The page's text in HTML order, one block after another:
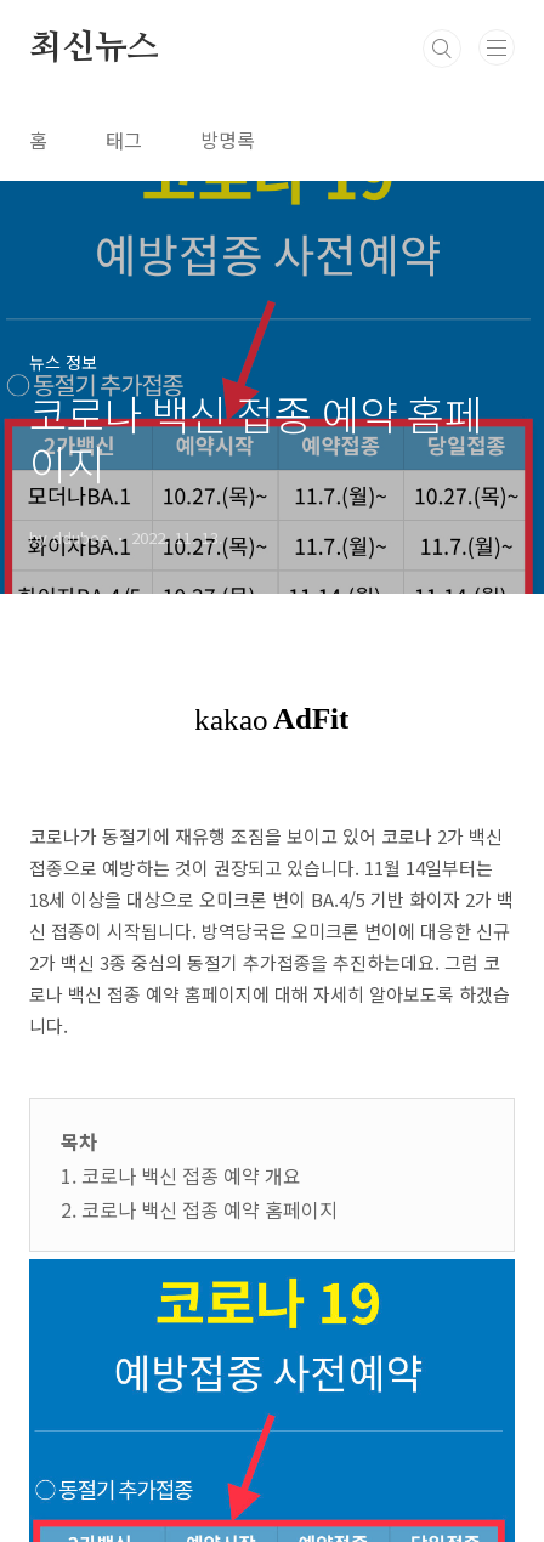
최신뉴스
홈 태그 방명록
뉴스 정보
코로나 백신 접종 예약 홈페
이지
by ddubee 2022. 11. 13.
코로나가 동절기에 재유행 조짐을 보이고 있어 코로나 2가 백신
접종으로 예방하는 것이 권장되고 있습니다. 11월 14일부터는
18세 이상을 대상으로 오미크론 변이 BA.4/5 기반 화이자 2가 백
신 접종이 시작됩니다. 방역당국은 오미크론 변이에 대응한 신규
2가 백신 3종 중심의 동절기 추가접종을 추진하는데요. 그럼 코
로나 백신 접종 예약 홈페이지에 대해 자세히 알아보도록 하겠습
니다.
목차
1. 코로나 백신 접종 예약 개요
2. 코로나 백신 접종 예약 홈페이지